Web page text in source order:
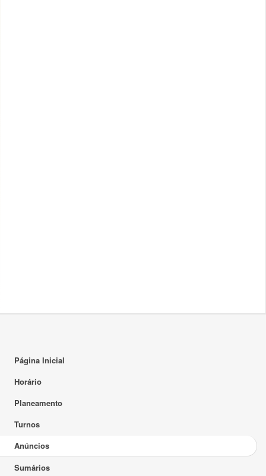
Página Inicial
Horário
Planeamento
Turnos
Anúncios
Sumários